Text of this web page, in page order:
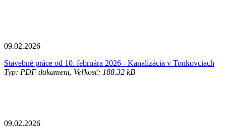
09.02.2026
Stavebné práce od 10. februára 2026 - Kanalizácia v Tonkovciach
Typ: PDF dokument, Veľkosť: 188.32 kB
09.02.2026